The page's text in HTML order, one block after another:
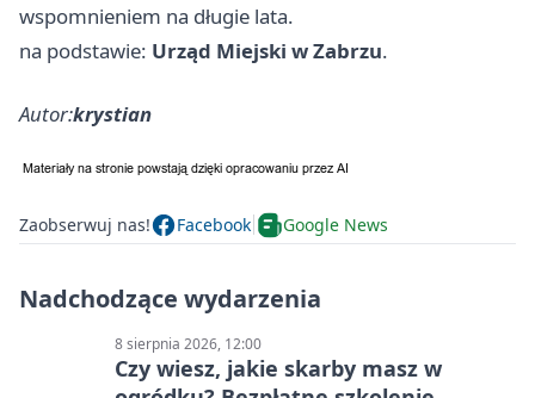
wspomnieniem na długie lata.
na podstawie: Urząd Miejski w Zabrzu.
Autor:krystian
Zaobserwuj nas! Facebook Google News
Nadchodzące wydarzenia
8 sierpnia 2026, 12:00
Czy wiesz, jakie skarby masz w